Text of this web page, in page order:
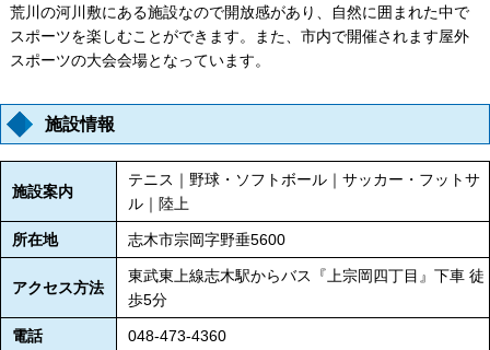
荒川の河川敷にある施設なので開放感があり、自然に囲まれた中で
スポーツを楽しむことができます。また、市内で開催されます屋外
スポーツの大会会場となっています。
施設情報
施設案内
テニス｜野球・ソフトボール｜サッカー・フットサ
ル｜陸上
所在地 志木市宗岡字野垂5600
アクセス方法
東武東上線志木駅からバス『上宗岡四丁目』下車 徒
歩5分
電話 048-473-4360